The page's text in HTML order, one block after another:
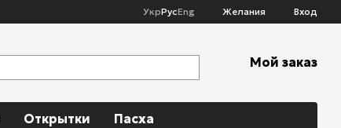
УкрРусEng Желания Вход
Мой заказ
Открытки Пасха